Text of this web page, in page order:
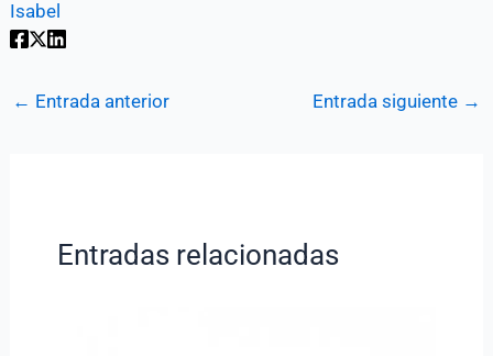
Isabel
← Entrada anterior Entrada siguiente →
Entradas relacionadas